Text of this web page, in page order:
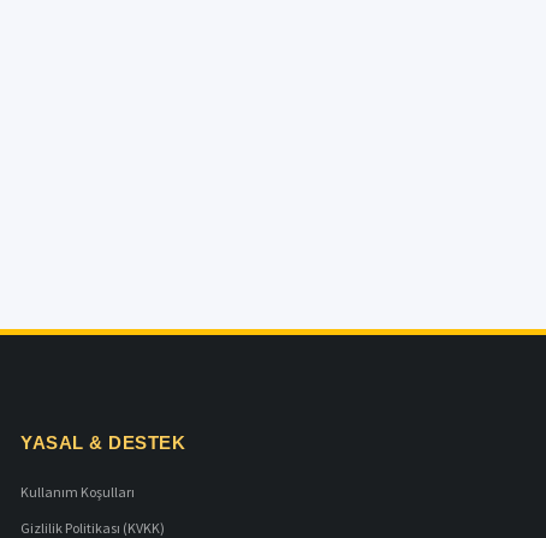
YASAL & DESTEK
Kullanım Koşulları
Gizlilik Politikası (KVKK)